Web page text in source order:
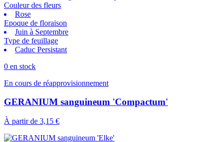
Couleur des fleurs
Rose
Epoque de floraison
Juin à Septembre
Type de feuillage
Caduc Persistant
0 en stock
En cours de réapprovisionnement
GERANIUM sanguineum 'Compactum'
À partir de 3,15 €